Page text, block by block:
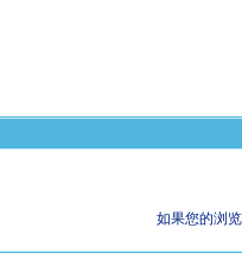
如果您的浏